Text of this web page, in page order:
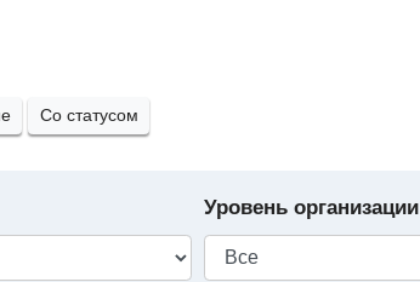
Со статусом
Уровень организации